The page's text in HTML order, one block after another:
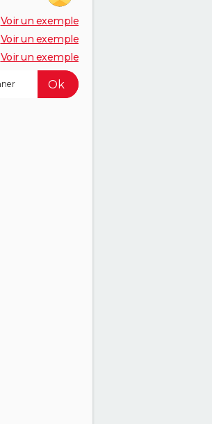
Voir un exemple
Voir un exemple
Voir un exemple